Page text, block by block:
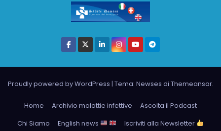
Proudly powered by WordPress | Tema: Newses di Themeansar.
Home Archivio malattie infettive
Ascolta il Podcast
Chi Siamo
English news
Iscriviti alla Newsletter